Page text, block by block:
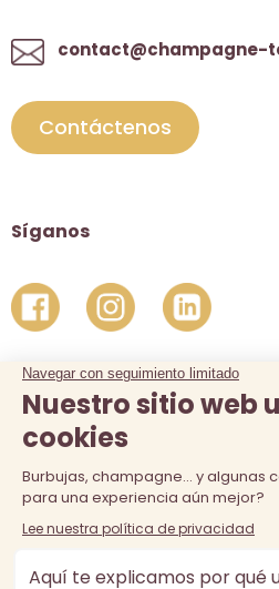
contact@champagne-
Contáctenos
Síganos